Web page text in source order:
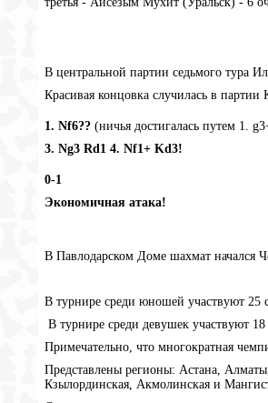
В центральной партии седьмого тура
Красивая концовка случилась в партии
1. Nf6?? (ничья достигалась путем 1.
3. Ng3 Rd1 4. Nf1+ Kd3!
0-1
Экономичная атака!
В Павлодарском Доме шахмат начался
В турнире среди юношей участвуют 25
В турнире среди девушек участвуют 18
Примечательно, что многократная
Представлены регионы: Астана,
Кзылординская, Акмолинская и